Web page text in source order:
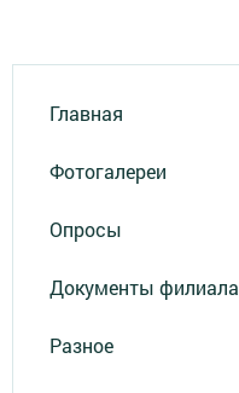
Главная
Фотогалереи
Опросы
Документы филиала
Разное